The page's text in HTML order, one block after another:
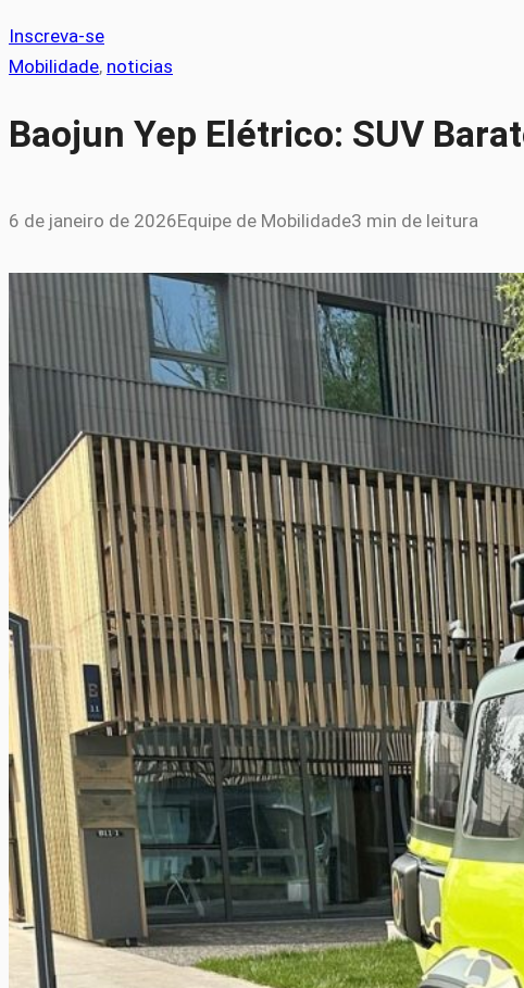
Inscreva-se
Mobilidade, noticias
Baojun Yep Elétrico: SUV
6 de janeiro de 2026Equipe de Mobilidade3 min de leitura